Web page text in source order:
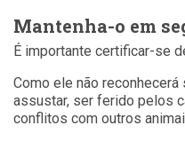
Mantenha-o em
É importante certificar-se
Como ele não
assustar, ser ferido pelos
conflitos com outros